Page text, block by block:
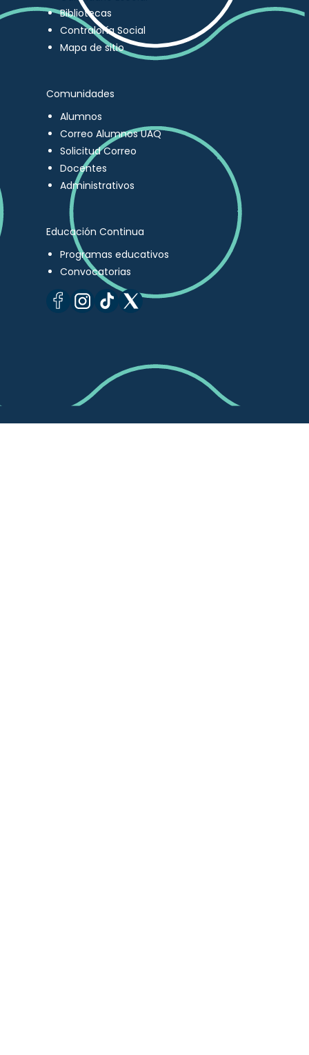
Bibliotecas
Contraloría Social
Mapa de sitio
Comunidades
Alumnos
Correo Alumnos UAQ
Solicitud Correo
Docentes
Administrativos
Educación Continua
Programas educativos
Convocatorias